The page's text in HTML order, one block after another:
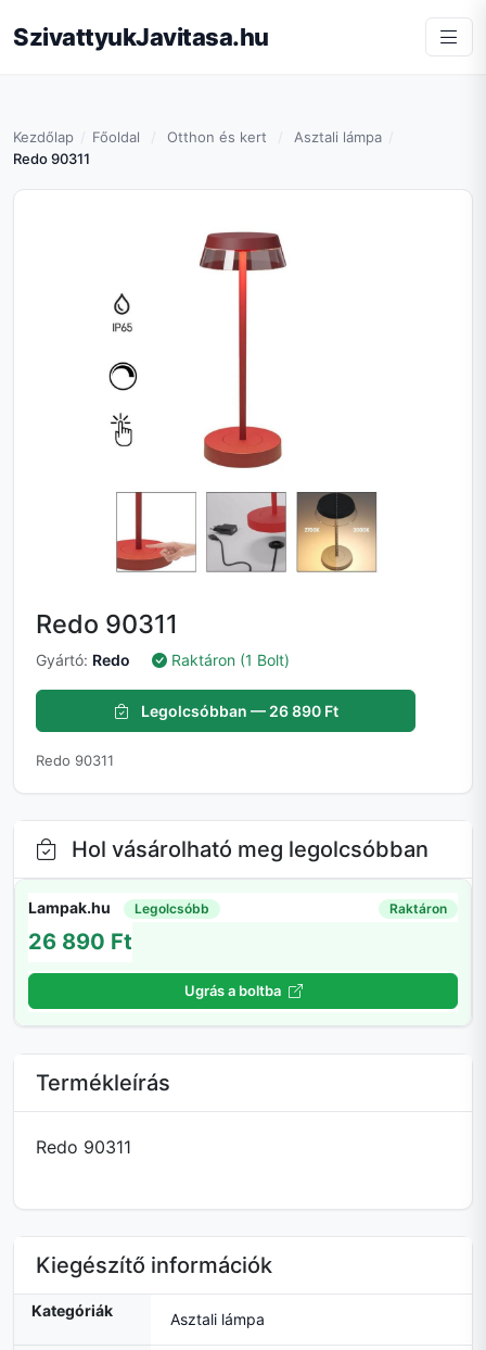
SzivattyukJavitasa.hu
Kezdőlap Főoldal Otthon és kert
Asztali lámpa
Redo 90311
Redo 90311
Gyártó: Redo Raktáron (1 Bolt)
Legolcsóbban — 26 890 Ft
Redo 90311
Hol vásárolható meg legolcsóbban
Lampak.hu Legolcsóbb Raktáron
26 890 Ft
Ugrás a boltba
Termékleírás
Redo 90311
Kiegészítő információk
Kategóriák Asztali lámpa